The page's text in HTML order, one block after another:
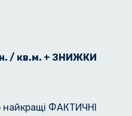
/ кв.м. + ЗНИЖКИ
ФАКТИЧНІ